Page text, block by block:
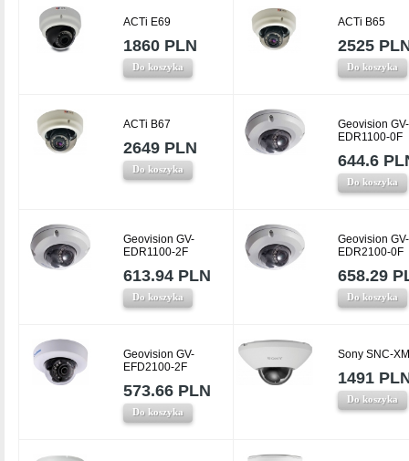
ACTi E69
1860 PLN
Do koszyka
ACTi B65
2525
Do koszyka
ACTi B67
2649 PLN
Do koszyka
Geovision GV-
EDR1100-0F
644.6
Do koszyka
Geovision GV-
EDR1100-2F
613.94 PLN
Do koszyka
Geovision GV-
EDR2100-0F
658.29
Do koszyka
Geovision GV-
EFD2100-2F
573.66 PLN
Do koszyka
Sony SNC-
1491
Do koszyka